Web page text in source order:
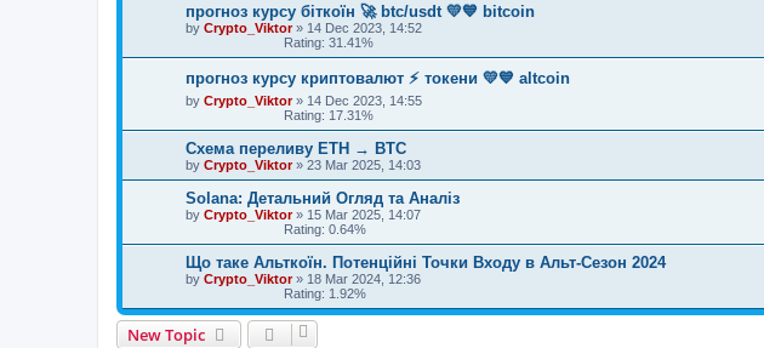
прогноз курсу біткоїн 🚀 btc/usdt 💛💙 bitcoin
by Crypto_Viktor» 14 Dec 2023, 14:52
Rating: 31.41%
прогноз курсу криптовалют ⚡ токени 💛💙 altcoin
by Crypto_Viktor» 14 Dec 2023, 14:55
Rating: 17.31%
Схема переливу ETH → BTC
by Crypto_Viktor» 23 Mar 2025, 14:03
Solana: Детальний Огляд та Аналіз
by Crypto_Viktor» 15 Mar 2025, 14:07
Rating: 0.64%
Що таке Альткоїн. Потенційні Точки Входу в Альт-Сезон 2024
by Crypto_Viktor» 18 Mar 2024, 12:36
Rating: 1.92%
New Topic